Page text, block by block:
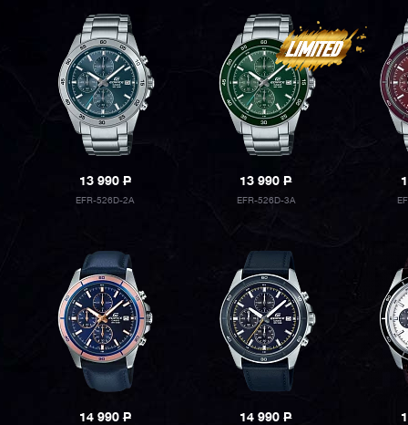
13 990P
EFR-526D-2A
13 990P
EFR-526D-3A
14 990P 14 990P